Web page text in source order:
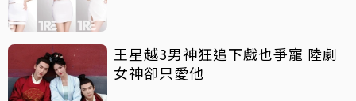
王星越3男神狂追下戲也爭寵 陸劇
女神卻只愛他